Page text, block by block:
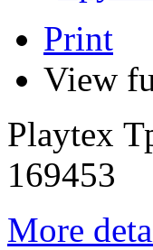
Print
View
Playtex
169453
More